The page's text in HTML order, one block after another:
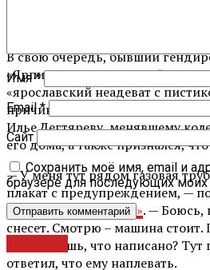
В свою очередь, бывший
«Ярпиво», прославившийся в
«ярославский неадеват с
причину своего резкого
Илье Дегтяреву, менявшему
его дома, а также признался,
— У меня тут рядом газовая
плакат с предупреждением, —
журналистам«Лайфа». — Боюсь,
снесет. Смотрю – машина
«Ты видишь, что написано?
ответил, что ему наплевать.
Имя*
Email*
Сайт
Сохранить моё имя, email и
браузере для последующих